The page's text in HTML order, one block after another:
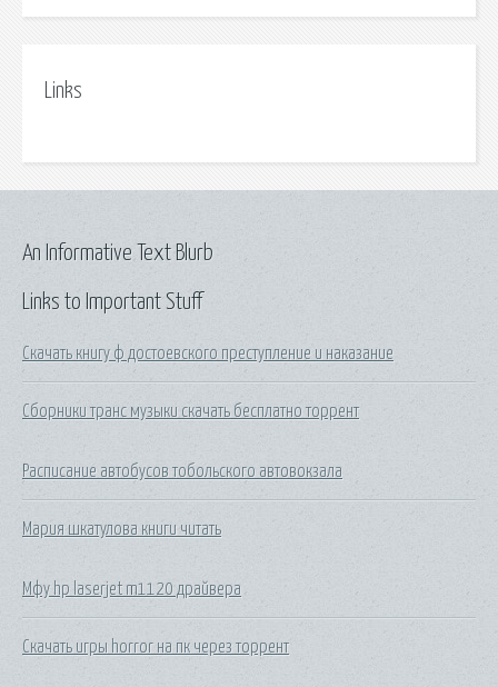
Links
Links to Important Stuff
Скачать книгу ф достоевского преступление и наказание
Сборники транс музыки скачать бесплатно торрент
Расписание автобусов тобольского автовокзала
Мария шкатулова книги читать
Мфу hp laserjet m1120 драйвера
Скачать игры horror на пк через торрент
An Informative Text Blurb